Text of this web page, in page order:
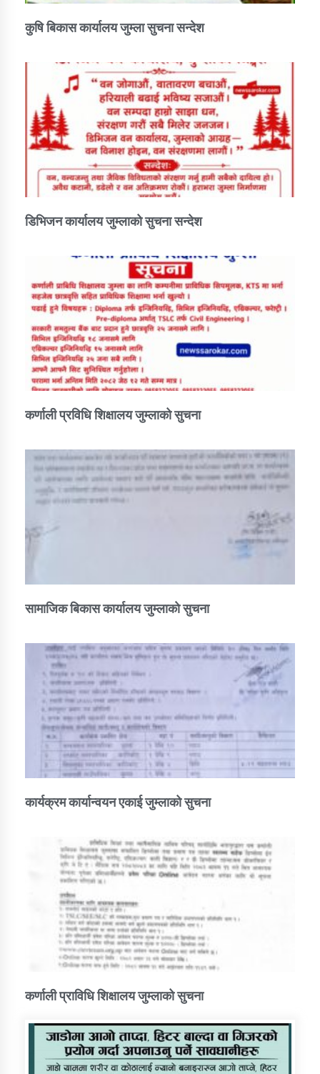
कुषि बिकास कार्यालय जुम्ला सुचना सन्देश
डिभिजन कार्यालय जुम्लाको सुचना सन्देश
कर्णाली प्रविधि शिक्षालय जुम्लाको सुचना
सामाजिक बिकास कार्यालय जुम्लाकाे सुचना
कार्यक्रम कार्यान्वयन एकाई जुम्लाको सुचना
कर्णाली प्राविधि शिक्षालय जुम्लाको सुचना